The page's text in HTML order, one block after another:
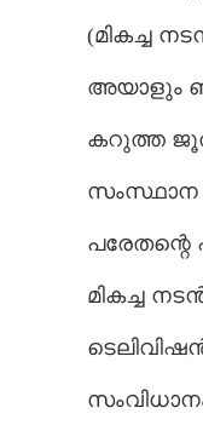
(മികച്ച
അയാളും
കറുത്ത
സംസ്ഥാന
പരേതന്റെ
മികച്ച